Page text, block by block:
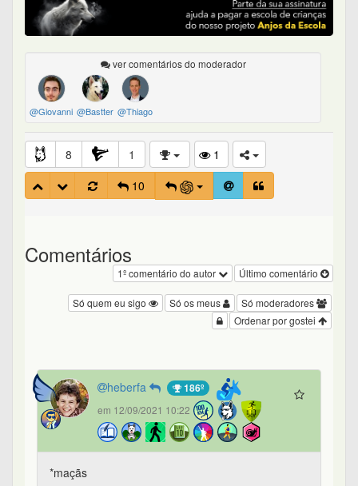
ver comentários do moderador
@Giovanni @Bastter @Thiago
8 1
1
10
Comentários
Último comentário
1º comentário do autor
Só moderadores
Só os meus
Só quem eu sigo
Ordenar por gostei
heberfa 186º
em 12/09/2021 10:22
*maçãs